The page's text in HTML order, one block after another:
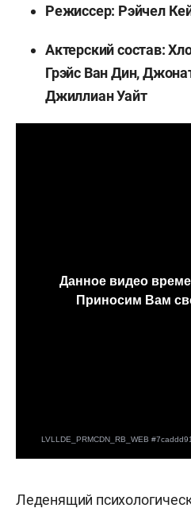
Режиссер: Рэйчел
Актерский состав:
Грэйс Ван Дин,
Джиллиан Уайт
Леденящий